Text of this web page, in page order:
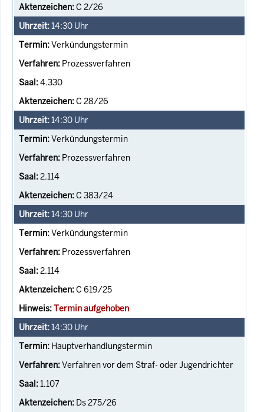
C 2/26
14:30 Uhr
Verkündungstermin
Prozessverfahren
4.330
C 28/26
14:30 Uhr
Verkündungstermin
Prozessverfahren
2.114
C 383/24
14:30 Uhr
Verkündungstermin
Prozessverfahren
2.114
C 619/25
Termin aufgehoben
14:30 Uhr
Hauptverhandlungstermin
Verfahren vor dem Straf- oder Jugendrichter
1.107
Ds 275/26